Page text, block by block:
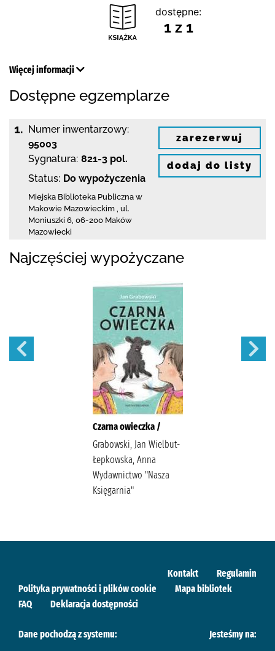
dostępne:
1 z 1
Więcej informacji
Dostępne egzemplarze
1. Numer inwentarzowy:
95003
Sygnatura: 821-3 pol.
Status: Do wypożyczenia
Miejska Biblioteka Publiczna w
Makowie Mazowieckim ul.
Moniuszki 6 06-200 Maków
Mazowiecki
zarezerwuj
dodaj do listy
Najczęściej wypożyczane
Czarna owieczka /
Grabowski, Jan Wielbut-
Łepkowska, Anna
Wydawnictwo "Nasza
Księgarnia"
Kontakt
Regulamin
Polityka prywatności i plików cookie
Mapa bibliotek
FAQ
Deklaracja dostępności
Dane pochodzą z systemu: Jesteśmy na: